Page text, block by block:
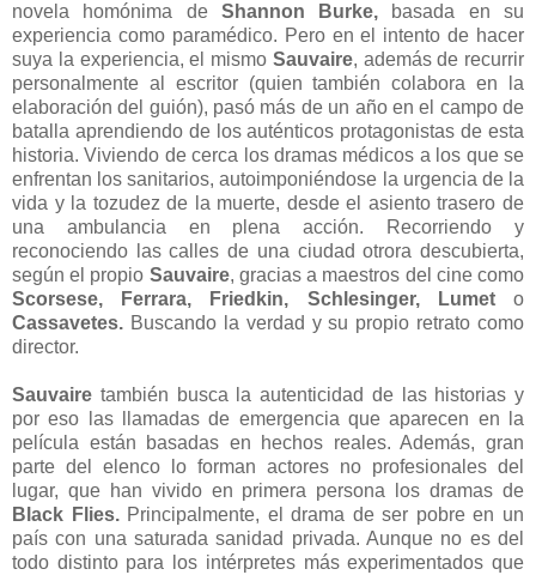
novela homónima de Shannon Burke, basada en su
experiencia como paramédico. Pero en el intento de hacer
suya la experiencia, el mismo Sauvaire, además de recurrir
personalmente al escritor (quien también colabora en la
elaboración del guión), pasó más de un año en el campo de
batalla aprendiendo de los auténticos protagonistas de esta
historia. Viviendo de cerca los dramas médicos a los que se
enfrentan los sanitarios, autoimponiéndose la urgencia de la
vida y la tozudez de la muerte, desde el asiento trasero de
una ambulancia en plena acción. Recorriendo y
reconociendo las calles de una ciudad otrora descubierta,
según el propio Sauvaire, gracias a maestros del cine como
Scorsese, Ferrara, Friedkin, Schlesinger, Lumeto
Cassavetes. Buscando la verdad y su propio retrato como
director.
Sauvaire también busca la autenticidad de las historias y
por eso las llamadas de emergencia que aparecen en la
película están basadas en hechos reales. Además, gran
parte del elenco lo forman actores no profesionales del
lugar, que han vivido en primera persona los dramas de
Black Flies.Principalmente, el drama de ser pobre en un
país con una saturada sanidad privada. Aunque no es del
todo distinto para los intérpretes más experimentados que